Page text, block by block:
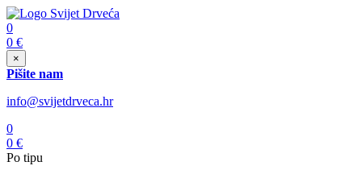
0
0 €
×
Pišite nam
info@svijetdrveca.hr
0
0 €
Po tipu